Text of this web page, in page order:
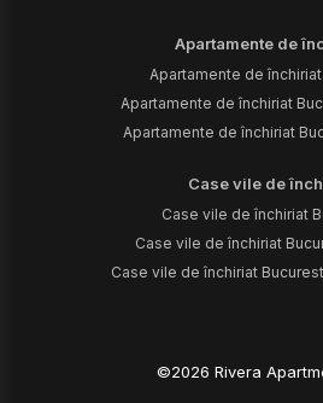
Apartamente de
Apartamente de
Apartamente de închiriat
Apartamente de închiriat
Case vile de
Case vile de închiriat
Case vile de închiriat
Case vile de închiriat
©2026 Rivera